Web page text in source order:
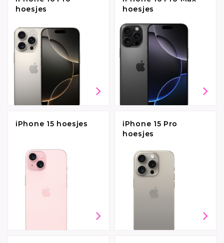
hoesjes
hoesjes
iPhone 15 hoesjes
iPhone 15 Pro
hoesjes